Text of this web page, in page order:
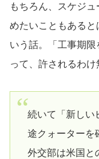
もちろん、スケジ
めたいこともあると
いう話。「工事期
って、許されるわけ
続いて「新しい
途クォーターを
外交部は米国と